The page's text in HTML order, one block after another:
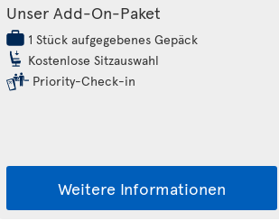
Unser Add-On-Paket
1 Stück aufgegebenes Gepäck
Kostenlose Sitzauswahl
Priority-Check-in
Weitere Informationen